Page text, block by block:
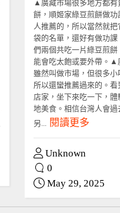
▲廣藏市場很多地方都有
餅，順姬家綠豆煎餅做功
人推薦的，所以當然就把
袋的名單，還好有做功課
們兩個共吃一片綠豆煎餅
能會吃太飽或要外帶。▲
雖然叫做市場，但很多小
所以還蠻推薦過來的。看
店家，坐下來吃一下，體
地美食。相信台灣人會過
另...
閱讀更多
Unknown
0
May 29, 2025